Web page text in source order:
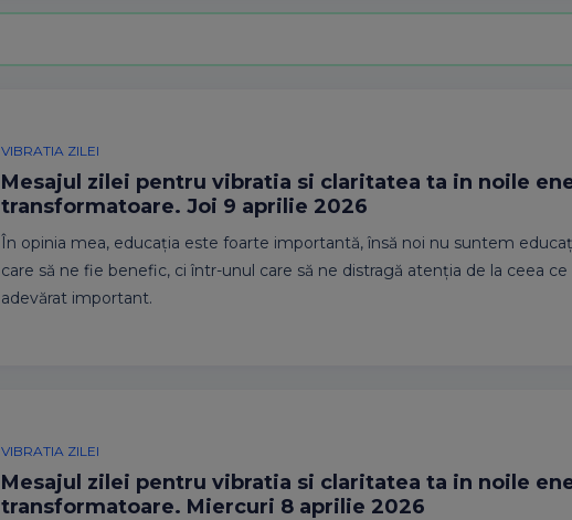
VIBRATIA ZILEI
Mesajul zilei pentru vibratia si claritatea ta in noile
transformatoare. Joi 9 aprilie 2026
În opinia mea, educația este foarte importantă, însă noi nu suntem
care să ne fie benefic, ci într-unul care să ne distragă atenția de la ceea
adevărat important.
VIBRATIA ZILEI
Mesajul zilei pentru vibratia si claritatea ta in noile
transformatoare. Miercuri 8 aprilie 2026